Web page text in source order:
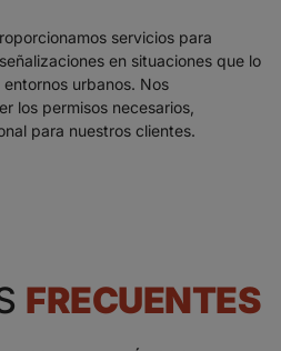
servicios para
en situaciones que lo
urbanos. Nos
los permisos necesarios,
para nuestros clientes.
FRECUENTES